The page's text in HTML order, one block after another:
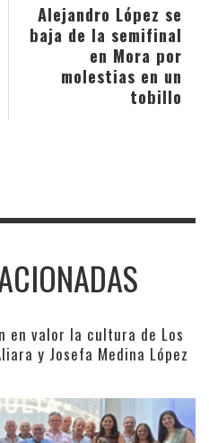
Alejandro López se
baja de la semifinal
en Mora por
molestias en un
tobillo
en valor la cultura de Los
y Josefa Medina López